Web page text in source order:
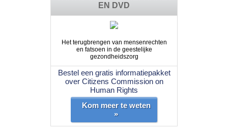
EN DVD
Het terugbrengen van mensenrechten
en fatsoen in de geestelijke
gezondheidszorg
Bestel een gratis informatiepakket
over Citizens Commission on
Human Rights
Kom meer te weten
»